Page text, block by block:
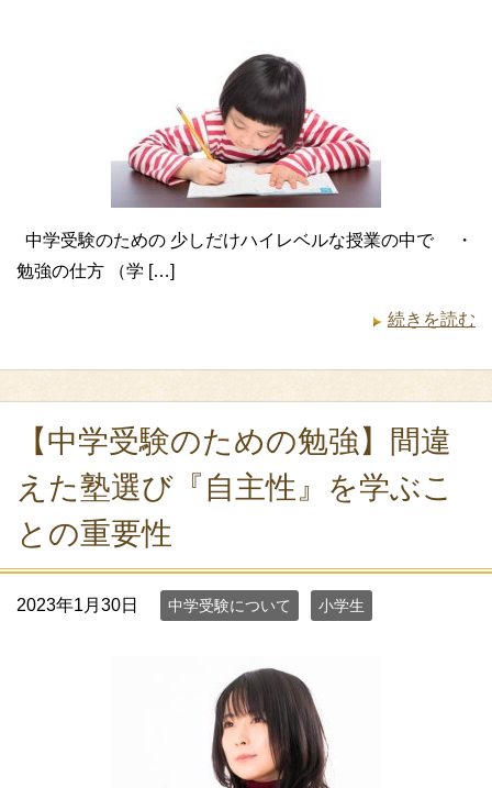
中学受験のための 少しだけハイレベルな授業の中で ・
勉強の仕方 （学 […]
続きを読む
【中学受験のための勉強】間違
えた塾選び『自主性』を学ぶこ
との重要性
2023年1月30日 中学受験について 小学生